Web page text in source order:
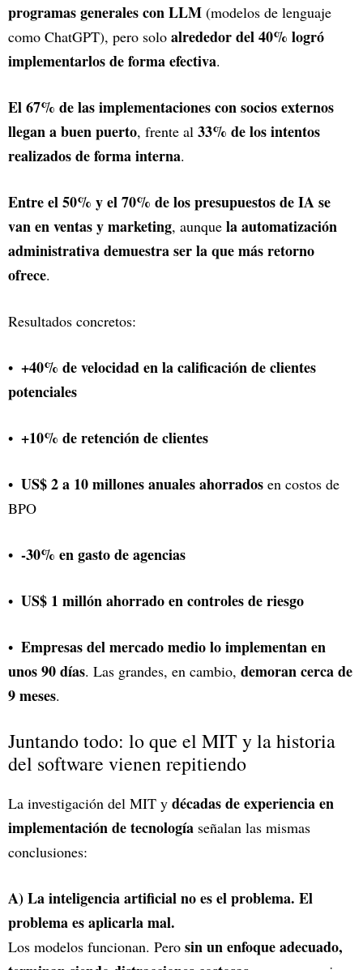
programas generales con LLM (modelos de lenguaje
como ChatGPT), pero solo alrededor del 40% logró
implementarlos de forma efectiva.
El 67% de las implementaciones con socios externos
llegan a buen puerto, frente al 33% de los intentos
realizados de forma interna.
Entre el 50% y el 70% de los presupuestos de IA se
van en ventas y marketing, aunque la automatización
administrativa demuestra ser la que más retorno
ofrece.
Resultados concretos:
+40% de velocidad en la calificación de clientes
potenciales
+10% de retención de clientes
US$ 2 a 10 millones anuales ahorrados en costos de
BPO
-30% en gasto de agencias
US$ 1 millón ahorrado en controles de riesgo
Empresas del mercado medio lo implementan en
unos 90 días. Las grandes, en cambio, demoran cerca de
9 meses.
Juntando todo: lo que el MIT y la historia
del software vienen repitiendo
La investigación del MIT y décadas de experiencia en
implementación de tecnología señalan las mismas
conclusiones:
A) La inteligencia artificial no es el problema. El
problema es aplicarla mal.
Los modelos funcionan. Pero sin un enfoque adecuado,